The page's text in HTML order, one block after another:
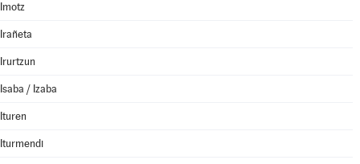
Imotz
Irañeta
Irurtzun
Isaba / Izaba
Ituren
Iturmendi